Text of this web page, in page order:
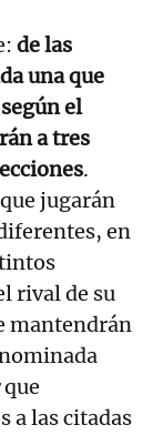
de las
una que
el
a tres
.
jugarán
en
rival de su
mantendrán
que
a las citadas